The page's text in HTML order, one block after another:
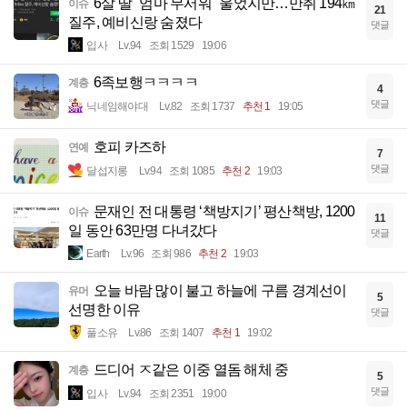
이슈
질주, 예비신랑 숨졌다
입사 Lv.94 조회 1529 19:06
21
댓글
계층 6족보행ㅋㅋㅋㅋ
닉네임해야대 Lv.82 조회 1737 추천 1 19:05
4
댓글
연예 호피 카즈하
달섭지롱 Lv.94 조회 1085 추천 2 19:03
7
댓글
이슈 문재인 전 대통령 ‘책방지기’ 평산책방, 1200
일 동안 63만명 다녀갔다
Earth Lv.96 조회 986 추천 2 19:03
11
댓글
유머 오늘 바람 많이 불고 하늘에 구름 경계선이
선명한 이유
풀소유 Lv.86 조회 1407 추천 1 19:02
5
댓글
계층 드디어 ㅈ같은 이중 열돔 해체 중
입사 Lv.94 조회 2351 19:00
5
댓글